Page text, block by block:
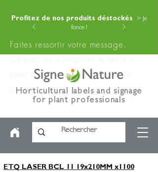
Profitez de nos produits déstockés
> Je
fonce !
Faites ressortir votre message.
Cliquez sur « Modifier le texte »
pour ajouter votre contenu à ce
paragraphe.
Horticultural labels and signage
for plant professionals
ETQ LASER BCL 11 19x210MM x1100